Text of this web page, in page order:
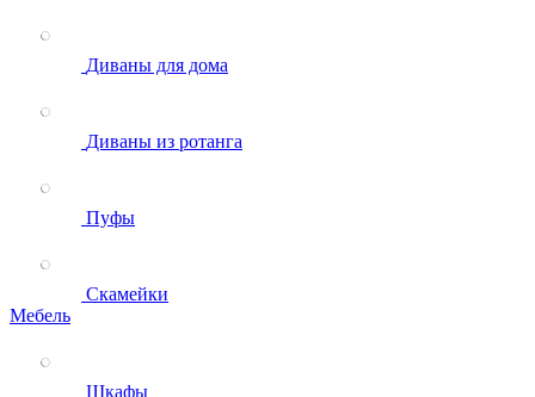
Диваны для дома
Диваны из ротанга
Пуфы
Скамейки
Мебель
Шкафы